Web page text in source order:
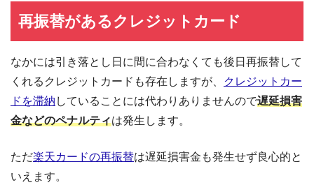
再振替があるクレジットカード
なかには引き落とし日に間に合わなくても後日再振替して
くれるクレジットカードも存在しますが、
クレジットカー
ドを滞納 していることには代わりありませんので遅延損害
金などのペナルティは発生します。
ただ楽天カードの再振替は遅延損害金も発生せず良心的と
いえます。